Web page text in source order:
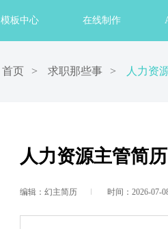
模板中心 在线制作
首页 > 求职那些事 > 人力资
人力资源主管简
编辑：幻主简历 时间：2026-07-